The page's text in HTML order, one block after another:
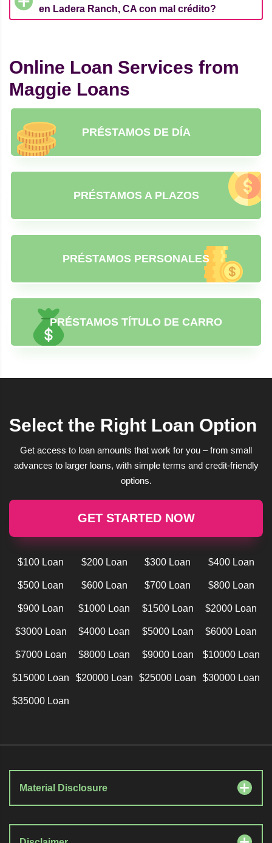
en Ladera Ranch, CA con mal crédito?
Online Loan Services from
Maggie Loans
PRÉSTAMOS DE DÍA
PRÉSTAMOS A PLAZOS
PRÉSTAMOS PERSONALES
PRÉSTAMOS TÍTULO DE CARRO
Select the Right Loan Option
Get access to loan amounts that work for you – from small
advances to larger loans, with simple terms and credit-friendly
options.
GET STARTED NOW
$100 Loan $200 Loan $300 Loan $400 Loan
$500 Loan $600 Loan $700 Loan $800 Loan
$900 Loan $1000 Loan $1500 Loan $2000 Loan
$3000 Loan $4000 Loan $5000 Loan $6000 Loan
$7000 Loan $8000 Loan $9000 Loan $10000 Loan
$15000 Loan $20000 Loan $25000 Loan $30000 Loan
$35000 Loan
Material Disclosure